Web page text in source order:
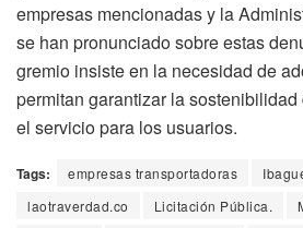
empresas mencionadas y la
se han pronunciado sobre estas
gremio insiste en la necesidad de
permitan garantizar la
el servicio para los usuarios.
Tags: empresas transportadoras
laotraverdad.co
Licitación Pública.